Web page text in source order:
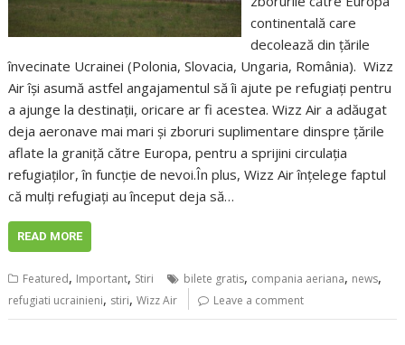
continentală care
decolează din țările
învecinate Ucrainei (Polonia, Slovacia, Ungaria, România). Wizz
Air își asumă astfel angajamentul să îi ajute pe refugiați pentru
a ajunge la destinații, oricare ar fi acestea. Wizz Air a adăugat
deja aeronave mai mari și zboruri suplimentare dinspre țările
aflate la graniță către Europa, pentru a sprijini circulația
refugiaților, în funcție de nevoi.În plus, Wizz Air înțelege faptul
că mulți refugiați au început deja să…
READ MORE
Featured, Important, Stiri bilete gratis, compania aeriana, news,
refugiati ucrainieni, stiri,Wizz Air Leave a comment